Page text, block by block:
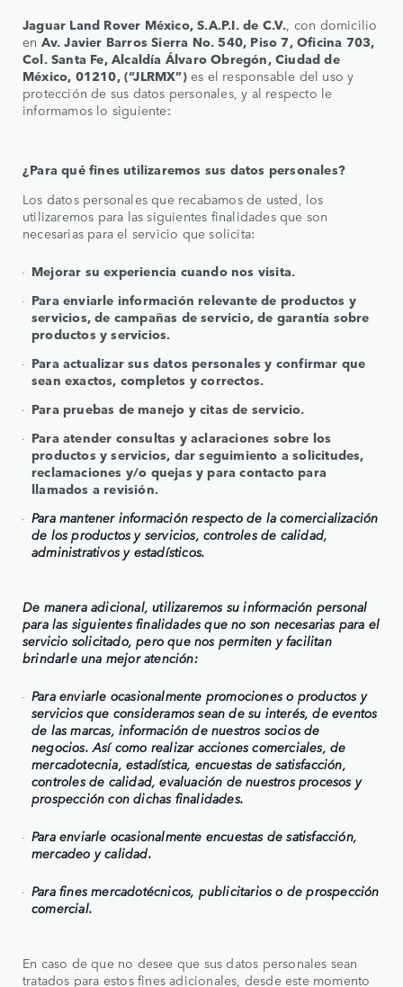
Jaguar Land Rover México, S.A.P.I. de C.V. , con domicilio
en Av. Javier Barros Sierra No. 540, Piso 7, Oficina 703,
Col. Santa Fe, Alcaldía Álvaro Obregón, Ciudad de
México, 01210, (“JLRMX”)es el responsable del uso y
protección de sus datos personales, y al respecto le
informamos lo siguiente:
¿Para qué fines utilizaremos sus datos personales?
Los datos personales que recabamos de usted, los
utilizaremos para las siguientes finalidades que son
necesarias para el servicio que solicita:
Mejorar su experiencia cuando nos visita.
Para enviarle información relevante de productos y
servicios, de campañas de servicio, de garantía sobre
productos y servicios.
Para actualizar sus datos personales y confirmar que
sean exactos, completos y correctos.
Para pruebas de manejo y citas de servicio.
Para atender consultas y aclaraciones sobre los
productos y servicios, dar seguimiento a solicitudes,
reclamaciones y/o quejas y para contacto para
llamados a revisión.
Para mantener información respecto de la comercialización
de los productos y servicios, controles de calidad,
administrativos y estadísticos.
De manera adicional, utilizaremos su información personal
para las siguientes finalidades que no son necesarias para el
servicio solicitado, pero que nos permiten y facilitan
brindarle una mejor atención:
Para enviarle ocasionalmente promociones o productos y
servicios que consideramos sean de su interés, de eventos
de las marcas, información de nuestros socios de
negocios. Así como realizar acciones comerciales, de
mercadotecnia, estadística, encuestas de satisfacción,
controles de calidad, evaluación de nuestros procesos y
prospección con dichas finalidades.
Para enviarle ocasionalmente encuestas de satisfacción,
mercadeo y calidad.
Para fines mercadotécnicos, publicitarios o de prospección
comercial.
En caso de que no desee que sus datos personales sean
tratados para estos fines adicionales, desde este momento